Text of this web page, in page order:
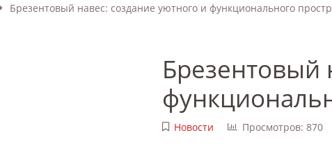
Брезентовый навес: создание уютного и функционального
Брезентовый
Новости Просмотров: 870